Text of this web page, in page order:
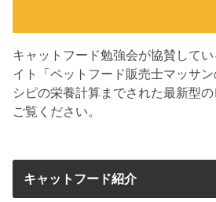
キャットフード勉強会が協賛して
イト「ペットフード販売士マッサ
シピの栄養計算までされた最新型
ご覧ください。
キャットフード紹介